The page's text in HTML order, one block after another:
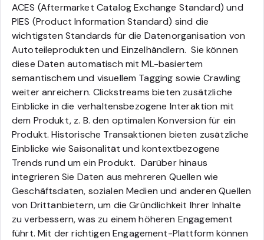
ACES (Aftermarket Catalog Exchange Standard) und
PIES (Product Information Standard) sind die
wichtigsten Standards für die Datenorganisation von
Autoteileprodukten und Einzelhändlern. Sie können
diese Daten automatisch mit ML-basiertem
semantischem und visuellem Tagging sowie Crawling
weiter anreichern. Clickstreams bieten zusätzliche
Einblicke in die verhaltensbezogene Interaktion mit
dem Produkt, z. B. den optimalen Konversion für ein
Produkt. Historische Transaktionen bieten zusätzliche
Einblicke wie Saisonalität und kontextbezogene
Trends rund um ein Produkt. Darüber hinaus
integrieren Sie Daten aus mehreren Quellen wie
Geschäftsdaten, sozialen Medien und anderen Quellen
von Drittanbietern, um die Gründlichkeit Ihrer Inhalte
zu verbessern, was zu einem höheren Engagement
führt. Mit der richtigen Engagement-Plattform können